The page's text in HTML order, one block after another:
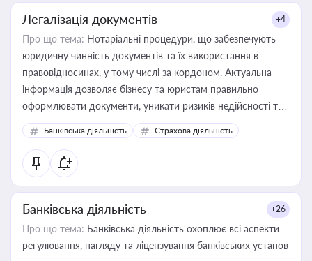
Легалізація документів +4
Про що тема: Нотаріальні процедури, що забезпечують
юридичну чинність документів та їх використання в
правовідносинах, у тому числі за кордоном. Актуальна
інформація дозволяє бізнесу та юристам правильно
оформлювати документи, уникати ризиків недійсності та
забезпечувати їх належне прийняття органами влади та
контрагентами
Банківська діяльність Страхова діяльність
Банківська діяльність +26
Про що тема: Банківська діяльність охоплює всі аспекти
регулювання, нагляду та ліцензування банківських установ